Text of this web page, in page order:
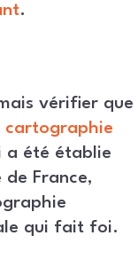
.
vérifier que
cartographie
a été établie
France,
qui fait foi.